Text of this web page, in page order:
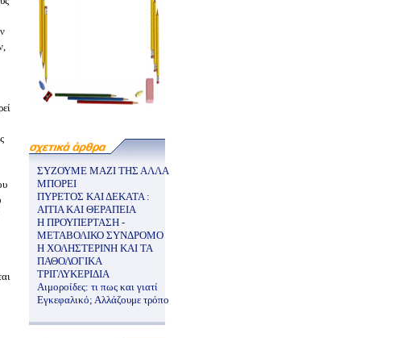
ΣΥΖΟΥΜΕ ΜΑΖΙ ΤΗΣ ΑΛΛΑ
ΜΠΟΡΕΙ
ΠΥΡΕΤΟΣ ΚΑΙ ΔΕΚΑΤΑ :
ΑΙΤΙΑ ΚΑΙ ΘΕΡΑΠΕΙΑ
Η ΠΡΟΥΠΕΡΤΑΣΗ -
ΜΕΤΑΒΟΛΙΚΟ ΣΥΝΔΡΟΜΟ
Η ΧΟΛΗΣΤΕΡΙΝΗ ΚΑΙ ΤΑ
ΠΑΘΟΛΟΓΙΚΑ
ΤΡΙΓΛΥΚΕΡΙΔΙΑ
Αιμοροίδες: τι πως και γιατί
Εγκεφαλικό; Αλλάζουμε τρόπο